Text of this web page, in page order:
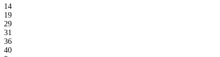
14
19
29
31
36
40